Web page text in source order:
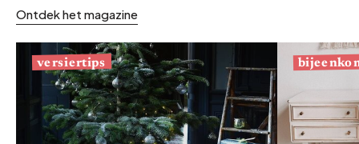
Ontdek het magazine
versiertips